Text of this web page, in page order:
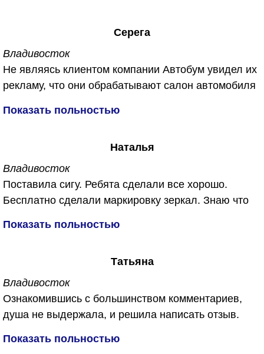
услуга озонирование салона. Не знаю что это
машина у меня после кузовного ремонта я
согласиась с удовольствием. Вы же знаете как
после кузовного ремонта пахнет ужасно в
машине... А сейчас пахнет чистым воздухм.
Серега
Владивосток
Не являясь клиентом компании Автобум увидел их
рекламу, что они обрабатывают салон автомобиля
микробов ))))
Обещали, что в машине будет дышаться легко. Не
обманули. Спасибо огромное!
Показать польностью
Наталья
Владивосток
Поставила сигу. Ребята сделали все хорошо.
Бесплатно сделали маркировку зеркал. Знаю что
еще и обработали машину от запахов бесплатно.
Показать польностью
Татьяна
Владивосток
Ознакомившись с большинством комментариев,
душа не выдержала, и решила написать отзыв.
люди. Первый раз обратилась в данную компанию
Показать польностью